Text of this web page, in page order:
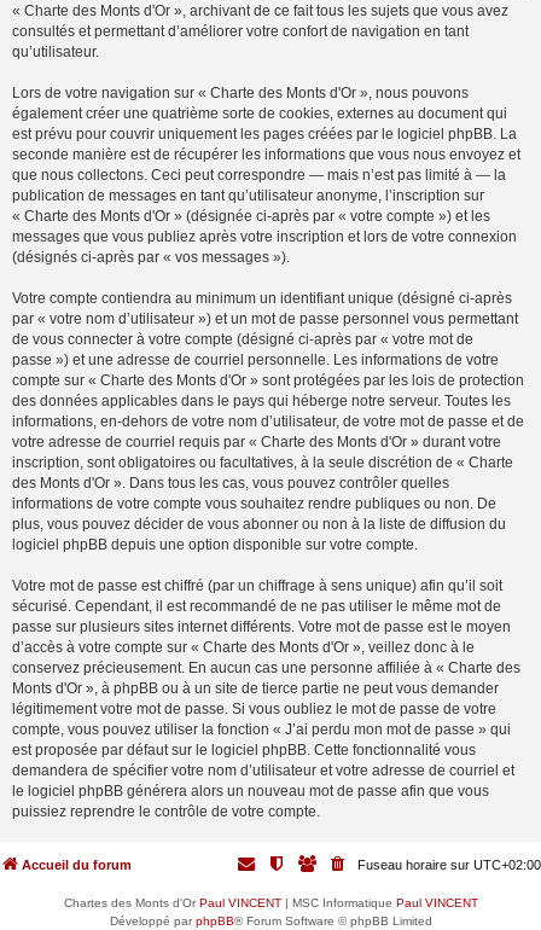
« Charte des Monts d'Or », archivant de ce fait tous les sujets que vous avez
consultés et permettant d’améliorer votre confort de navigation en tant
qu’utilisateur.
Lors de votre navigation sur « Charte des Monts d'Or », nous pouvons
également créer une quatrième sorte de cookies, externes au document qui
est prévu pour couvrir uniquement les pages créées par le logiciel phpBB. La
seconde manière est de récupérer les informations que vous nous envoyez et
que nous collectons. Ceci peut correspondre — mais n’est pas limité à — la
publication de messages en tant qu’utilisateur anonyme, l’inscription sur
« Charte des Monts d'Or » (désignée ci-après par « votre compte ») et les
messages que vous publiez après votre inscription et lors de votre connexion
(désignés ci-après par « vos messages »).
Votre compte contiendra au minimum un identifiant unique (désigné ci-après
par « votre nom d’utilisateur ») et un mot de passe personnel vous permettant
de vous connecter à votre compte (désigné ci-après par « votre mot de
passe ») et une adresse de courriel personnelle. Les informations de votre
compte sur « Charte des Monts d'Or » sont protégées par les lois de protection
des données applicables dans le pays qui héberge notre serveur. Toutes les
informations, en-dehors de votre nom d’utilisateur, de votre mot de passe et de
votre adresse de courriel requis par « Charte des Monts d'Or » durant votre
inscription, sont obligatoires ou facultatives, à la seule discrétion de « Charte
des Monts d'Or ». Dans tous les cas, vous pouvez contrôler quelles
informations de votre compte vous souhaitez rendre publiques ou non. De
plus, vous pouvez décider de vous abonner ou non à la liste de diffusion du
logiciel phpBB depuis une option disponible sur votre compte.
Votre mot de passe est chiffré (par un chiffrage à sens unique) afin qu’il soit
sécurisé. Cependant, il est recommandé de ne pas utiliser le même mot de
passe sur plusieurs sites internet différents. Votre mot de passe est le moyen
d’accès à votre compte sur « Charte des Monts d'Or », veillez donc à le
conservez précieusement. En aucun cas une personne affiliée à « Charte des
Monts d'Or », à phpBB ou à un site de tierce partie ne peut vous demander
légitimement votre mot de passe. Si vous oubliez le mot de passe de votre
compte, vous pouvez utiliser la fonction « J’ai perdu mon mot de passe » qui
est proposée par défaut sur le logiciel phpBB. Cette fonctionnalité vous
demandera de spécifier votre nom d’utilisateur et votre adresse de courriel et
le logiciel phpBB générera alors un nouveau mot de passe afin que vous
puissiez reprendre le contrôle de votre compte.
Accueil du forum Fuseau horaire sur UTC+02:00
Chartes des Monts d'OrPaul VINCENT| MSC Informatique Paul VINCENT
Développé parphpBB® Forum Software © phpBB Limited